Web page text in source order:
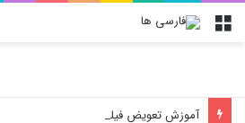
منو
آموزش تعویض فیلتر کولر گازی جنرال مکس